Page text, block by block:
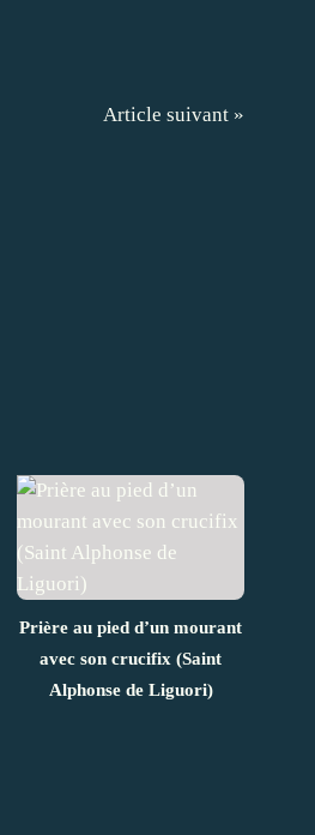
Article suivant »
Prière au pied d’un mourant
avec son crucifix (Saint
Alphonse de Liguori)